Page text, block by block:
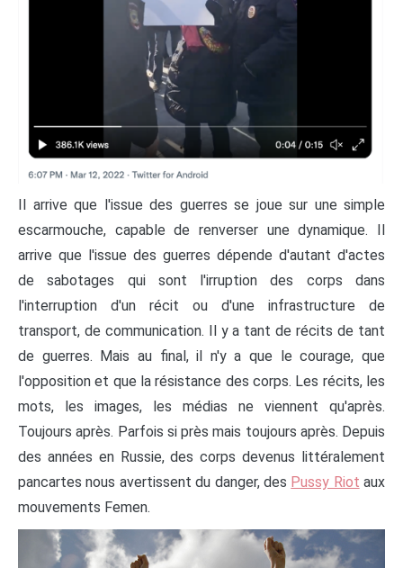
Il arrive que l'issue des guerres se joue sur une simple
escarmouche, capable de renverser une dynamique. Il
arrive que l'issue des guerres dépende d'autant d'actes
de sabotages qui sont l'irruption des corps dans
l'interruption d'un récit ou d'une infrastructure de
transport, de communication. Il y a tant de récits de tant
de guerres. Mais au final, il n'y a que le courage, que
l'opposition et que la résistance des corps. Les récits, les
mots, les images, les médias ne viennent qu'après.
Toujours après. Parfois si près mais toujours après. Depuis
des années en Russie, des corps devenus littéralement
pancartes nous avertissent du danger, des Pussy Riot aux
mouvements Femen.